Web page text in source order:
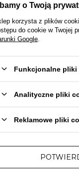
PROMOCJA
PRZECENA
47 BRAND
91,60 zł
o Twoją
korzysta z plików
do cookie w Twojej
Google
Funkcjonalne pliki
Analityczne pliki
Reklamowe pliki